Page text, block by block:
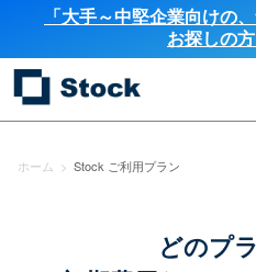
「大手～中堅企業向けの
お探しの
ホーム > Stock ご利用プラン
どのプ